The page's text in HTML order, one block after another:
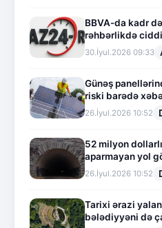
BBVA-da kadr
rəhbərlikdə
30.İyul.2026 09:33
Günəş
riski barədə
26.İyul.2026 10:52
52 milyon
aparmayan yol
26.İyul.2026 10:52
Tarixi ərazi
bələdiyyəni də